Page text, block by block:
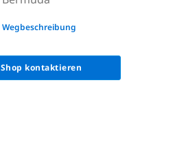
None
Wegbeschreibung
Shop kontaktieren